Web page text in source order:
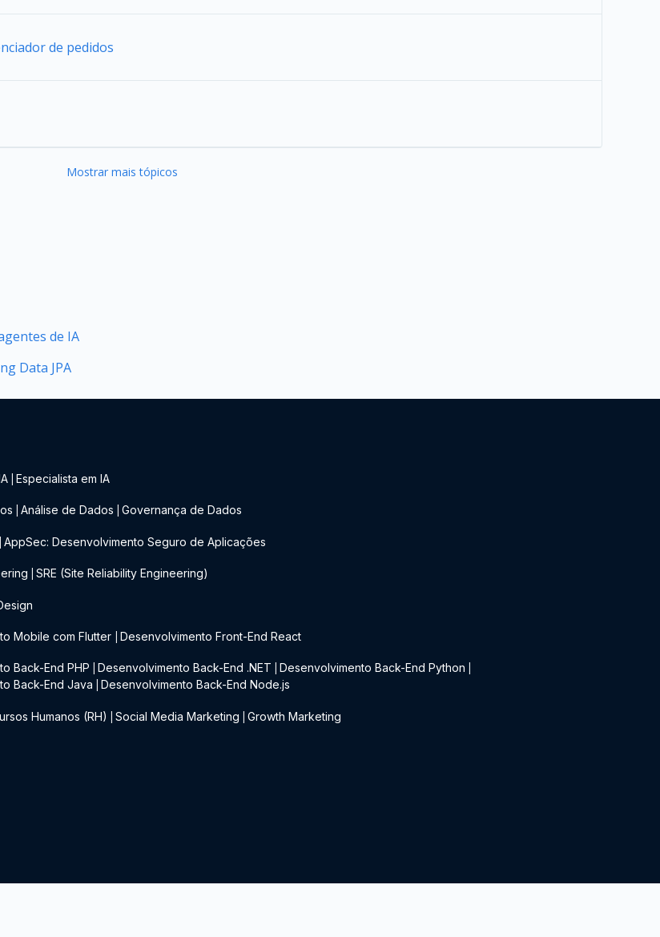
de pedidos
Mostrar mais tópicos
de IA
Data JPA
Especialista em IA
Análise de Dados Governança de Dados
AppSec: Desenvolvimento Seguro de Aplicações
SRE (Site Reliability Engineering)
Mobile com Flutter Desenvolvimento Front-End React
Back-End PHP Desenvolvimento Back-End .NET Desenvolvimento Back-End Python
Back-End Java Desenvolvimento Back-End Node.js
Humanos (RH) Social Media Marketing Growth Marketing